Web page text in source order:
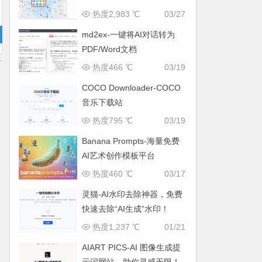
03/27
热度2,983 ℃
md2ex-一键将AI对话转为
PDF/Word文档
03/19
热度466 ℃
COCO Downloader-COCO
音乐下载站
03/19
热度795 ℃
Banana Prompts-海量免费
AI艺术创作模板平台
03/17
热度460 ℃
灵猫-AI水印去除神器，免费
快速去除“AI生成”水印！
01/21
热度1,237 ℃
AIART PICS-AI 图像生成提